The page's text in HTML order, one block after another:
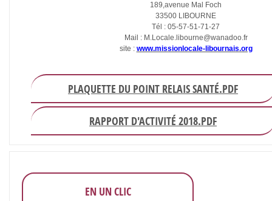
189,avenue Mal Foch
33500 LIBOURNE
Tél : 05-57-51-71-27
Mail : M.Locale.libourne@wanadoo.fr
site : www.missionlocale-libournais.org
PLAQUETTE DU POINT RELAIS SANTÉ.PDF
RAPPORT D'ACTIVITÉ 2018.PDF
EN UN CLIC